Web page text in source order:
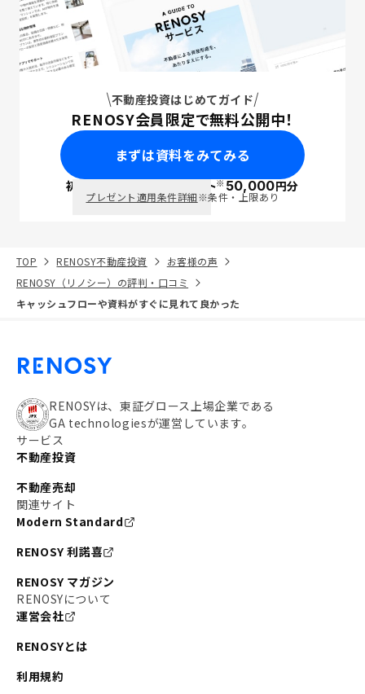
不動産投資はじめてガイド
RENOSY会員限定で無料公開中！
まずは資料をみてみる
初回面談で ポイント※50,000円分
プレゼント適用条件詳細※条件・上限あり
TOP RENOSY不動産投資
お客様の声
RENOSY（リノシー）の評判・口コミ
キャッシュフローや資料がすぐに見れて良かった
RENOSYは、東証グロース上場企業である
GA technologiesが運営しています。
サービス
不動産投資
不動産売却
関連サイト
Modern Standard
RENOSY 利諾喜
RENOSY マガジン
RENOSYについて
運営会社
RENOSYとは
利用規約